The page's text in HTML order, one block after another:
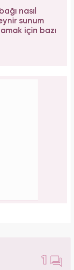
nasıl
sunum
için bazı
1